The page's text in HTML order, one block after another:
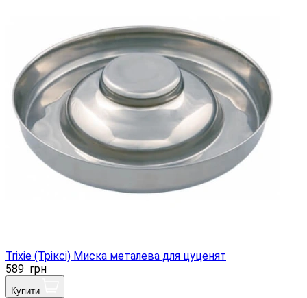
Trixie (Тріксі) Миска металева для цуценят
589 грн
Купити